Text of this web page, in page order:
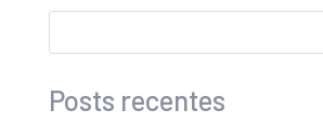
Posts recentes